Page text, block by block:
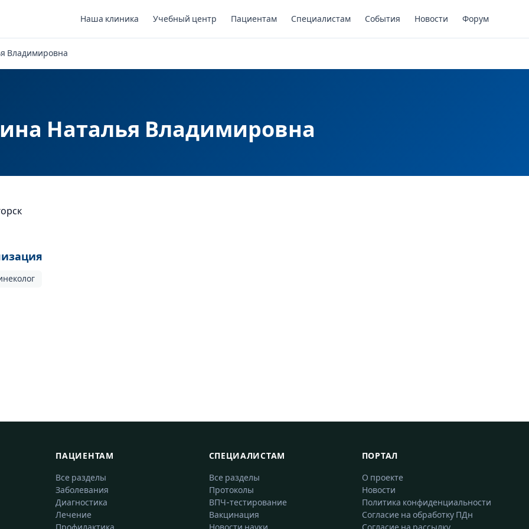
Наша клиника Учебный центр Пациентам Специалистам События Новости Форум
Владимировна
Наталья Владимировна
ПАЦИЕНТАМ
Все разделы
Заболевания
Диагностика
Лечение
СПЕЦИАЛИСТАМ
Все разделы
Протоколы
ВПЧ-тестирование
Вакцинация
ПОРТАЛ
О проекте
Новости
Политика конфиденциальности
Согласие на обработку ПДн